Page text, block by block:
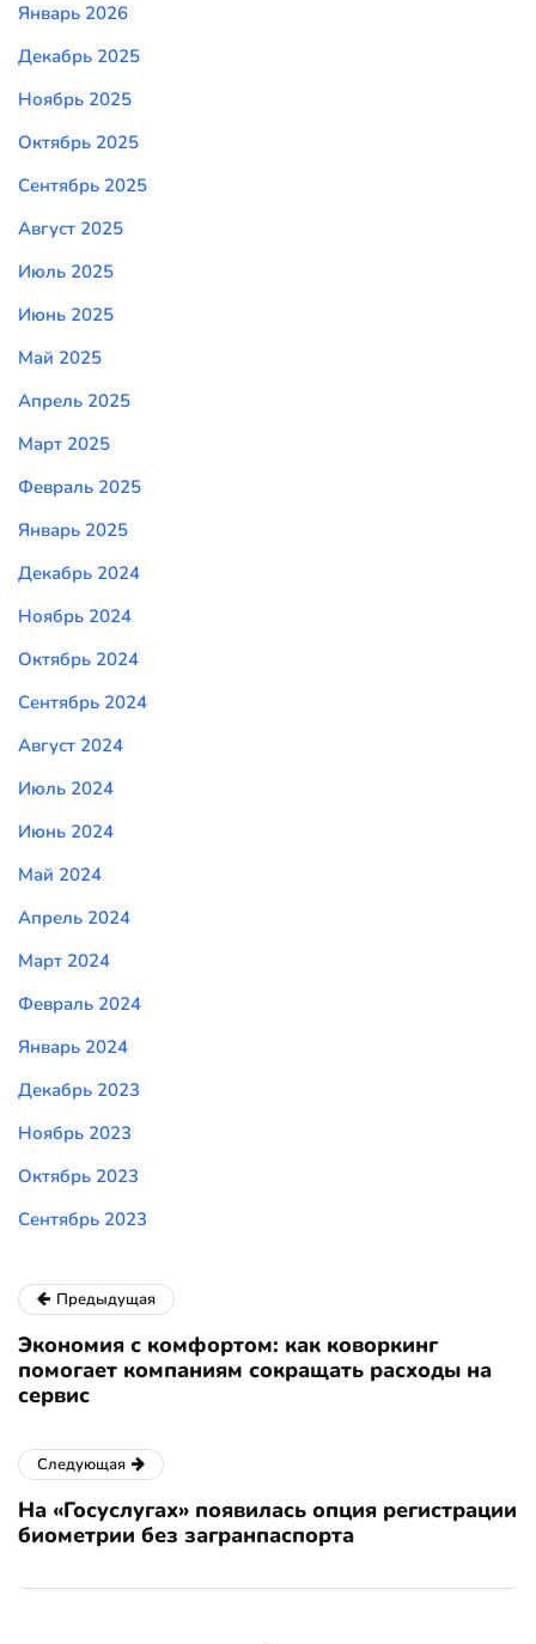
Январь 2026
Декабрь 2025
Ноябрь 2025
Октябрь 2025
Сентябрь 2025
Август 2025
Июль 2025
Июнь 2025
Май 2025
Апрель 2025
Март 2025
Февраль 2025
Январь 2025
Декабрь 2024
Ноябрь 2024
Октябрь 2024
Сентябрь 2024
Август 2024
Июль 2024
Июнь 2024
Май 2024
Апрель 2024
Март 2024
Февраль 2024
Январь 2024
Декабрь 2023
Ноябрь 2023
Октябрь 2023
Сентябрь 2023
Предыдущая
Экономия с комфортом: как коворкинг
помогает компаниям сокращать расходы на
сервис
Следующая
На «Госуслугах» появилась опция регистрации
биометрии без загранпаспорта